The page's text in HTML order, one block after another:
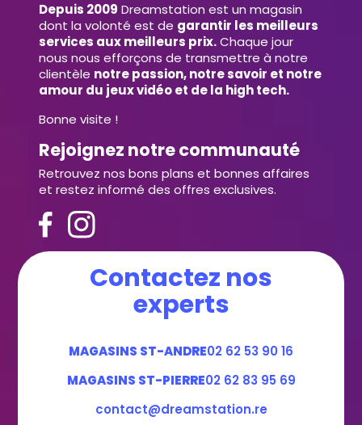
Depuis 2009 Dreamstation est un magasin
dont la volonté est de garantir les meilleurs
services aux meilleurs prix.Chaque jour
nous nous efforçons de transmettre à notre
clientèle notre passion, notre savoir et notre
amour du jeux vidéo et de la high tech.
Bonne visite !
Rejoignez notre communauté
Retrouvez nos bons plans et bonnes affaires
et restez informé des offres exclusives.
Contactez nos
experts
MAGASINS ST-ANDRE02 62 53 90 16
MAGASINS ST-PIERRE02 62 83 95 69
contact@dreamstation.re